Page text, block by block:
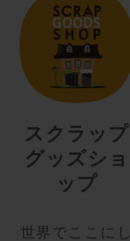
スクラップ
グッズショ
ップ
世界でここにし